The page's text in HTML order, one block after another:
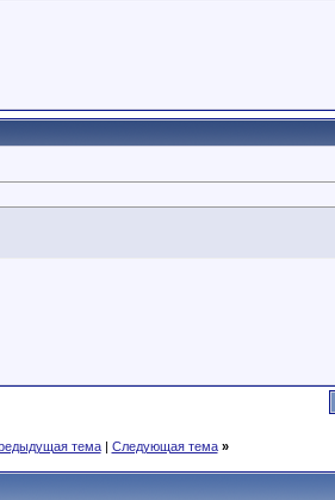
тема| Следующая тема »